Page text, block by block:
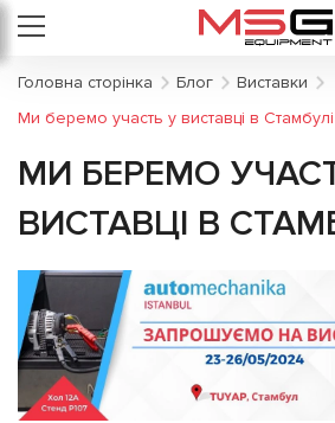
Головна сторінка Блог
Виставки
Ми беремо участь у виставці в Стамбулі
МИ БЕРЕМО
ВИСТАВЦІ В